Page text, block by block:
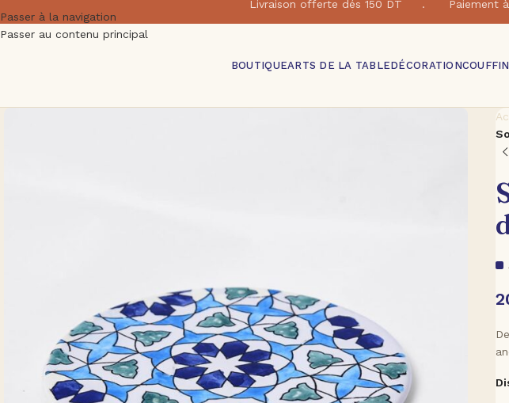
Passer à la navigation
Passer au contenu principal
Livraison offerte dés 150 DT .
BOUTIQUEARTS DE LA TABLEDÉCORATION